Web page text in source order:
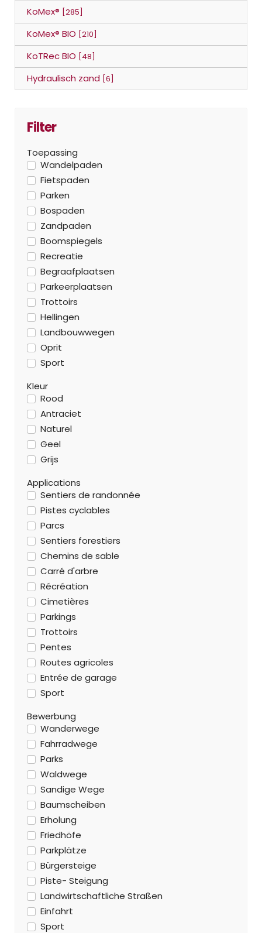
KoMex® [285]
KoMex® BIO [210]
KoTRec BIO [48]
Hydraulisch zand [6]
Filter
Toepassing
Wandelpaden
Fietspaden
Parken
Bospaden
Zandpaden
Boomspiegels
Recreatie
Begraafplaatsen
Parkeerplaatsen
Trottoirs
Hellingen
Landbouwwegen
Oprit
Sport
Kleur
Rood
Antraciet
Naturel
Geel
Grijs
Applications
Sentiers de randonnée
Pistes cyclables
Parcs
Sentiers forestiers
Chemins de sable
Carré d'arbre
Récréation
Cimetières
Parkings
Trottoirs
Pentes
Routes agricoles
Entrée de garage
Sport
Bewerbung
Wanderwege
Fahrradwege
Parks
Waldwege
Sandige Wege
Baumscheiben
Erholung
Friedhöfe
Parkplätze
Bürgersteige
Piste- Steigung
Landwirtschaftliche Straßen
Einfahrt
Sport